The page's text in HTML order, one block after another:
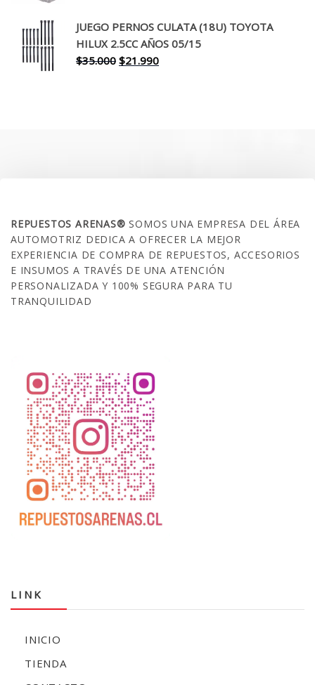
original
era:
$30.000.
actual
es:
$17.990.
JUEGO PERNOS CULATA (18U) TOYOTA
HILUX 2.5CC AÑOS 05/15
$35.000 El
$21.990El
REPUESTOS ARENAS®SOMOS UNA EMPRESA DEL ÁREA
AUTOMOTRIZ DEDICA A OFRECER LA MEJOR
EXPERIENCIA DE COMPRA DE REPUESTOS, ACCESORIOS
E INSUMOS A TRAVÉS DE UNA ATENCIÓN
PERSONALIZADA Y 100% SEGURA PARA TU
TRANQUILIDAD
LINK
INICIO
TIENDA